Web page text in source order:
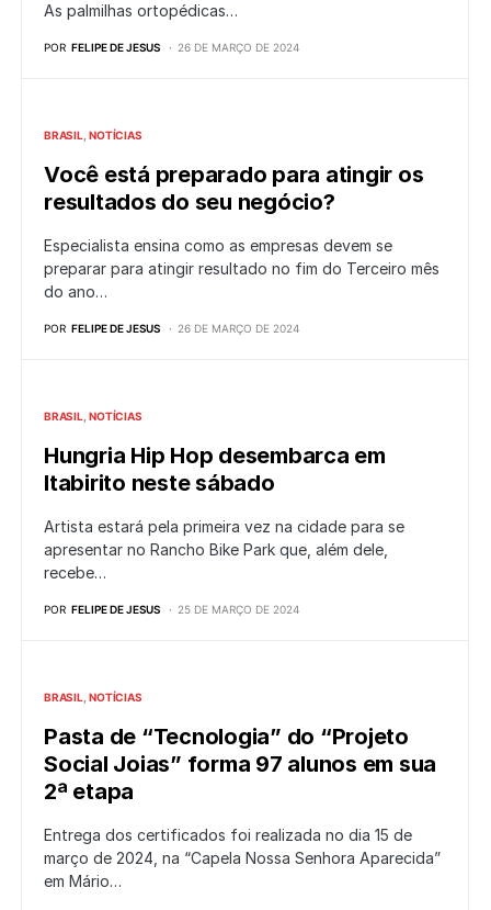
As palmilhas ortopédicas…
POR FELIPE DE JESUS 26 DE MARÇO DE 2024
BRASIL NOTÍCIAS
Você está preparado para atingir os
resultados do seu negócio?
Especialista ensina como as empresas devem se
preparar para atingir resultado no fim do Terceiro mês
do ano…
POR FELIPE DE JESUS 26 DE MARÇO DE 2024
BRASIL NOTÍCIAS
Hungria Hip Hop desembarca em
Itabirito neste sábado
Artista estará pela primeira vez na cidade para se
apresentar no Rancho Bike Park que, além dele,
recebe…
POR FELIPE DE JESUS 25 DE MARÇO DE 2024
BRASIL NOTÍCIAS
Pasta de “Tecnologia” do “Projeto
Social Joias” forma 97 alunos em sua
2ª etapa
Entrega dos certificados foi realizada no dia 15 de
março de 2024, na “Capela Nossa Senhora Aparecida”
em Mário…